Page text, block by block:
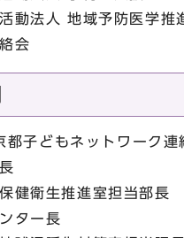
動法人 地域予防医学推
会
子どもネットワーク
健衛生推進室担当部長
ター長